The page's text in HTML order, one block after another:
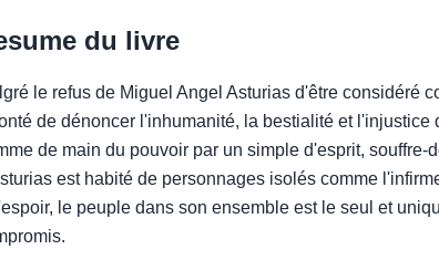
du livre
le refus de Miguel Angel Asturias d'être considéré
de dénoncer l'inhumanité, la bestialité et
de main du pouvoir par un simple d'esprit,
est habité de personnages isolés comme
le peuple dans son ensemble est le seul et